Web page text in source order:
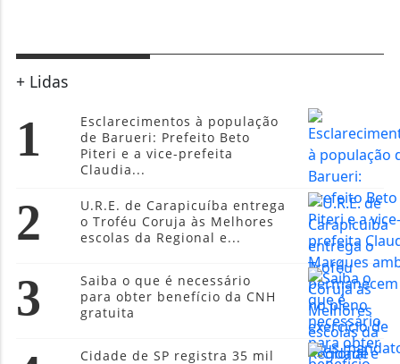
+ Lidas
1
Esclarecimentos à população
de Barueri: Prefeito Beto
Piteri e a vice-prefeita
Claudia...
2
U.R.E. de Carapicuíba entrega
o Troféu Coruja às Melhores
escolas da Regional e...
3
Saiba o que é necessário
para obter benefício da CNH
gratuita
Cidade de SP registra 35 mil